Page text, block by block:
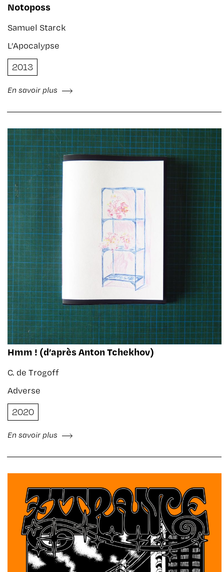
Notoposs
Samuel Starck
L’Apocalypse
2013
En savoir plus
Hmm ! (d’après Anton Tchekhov)
C. de Trogoff
Adverse
2020
En savoir plus